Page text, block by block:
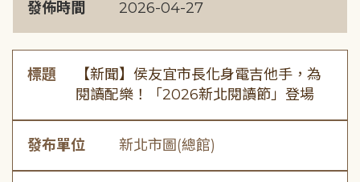
發佈時間 2026-04-27
標題
【新聞】侯友宜市長化身電吉他手，為
閱讀配樂！「2026新北閱讀節」登場
發布單位 新北市圖(總館)